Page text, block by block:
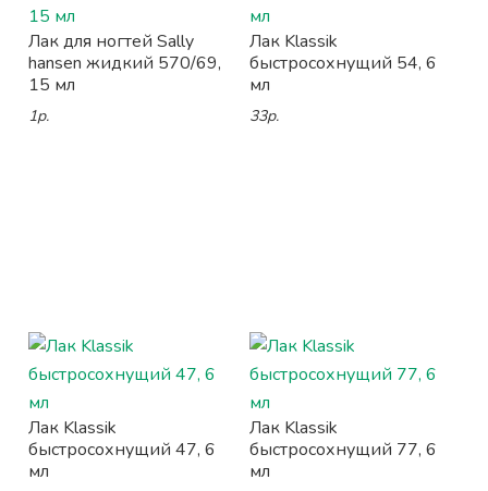
Лак для ногтей Sally
hansen жидкий 570/69,
15 мл
1р.
Лак Klassik
быстросохнущий 54, 6
мл
33р.
Лак Klassik
быстросохнущий 47, 6
мл
Лак Klassik
быстросохнущий 77, 6
мл